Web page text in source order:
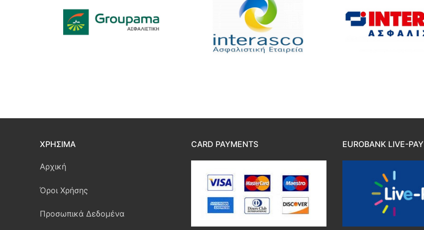
ΧΡΉΣΙΜΑ
Αρχική
Όροι Χρήσης
Προσωπικά Δεδομένα
CARD PAYMENTS EUROBANK LIVE-PAY